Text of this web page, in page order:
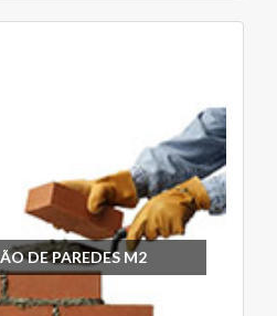
DE PAREDES M2